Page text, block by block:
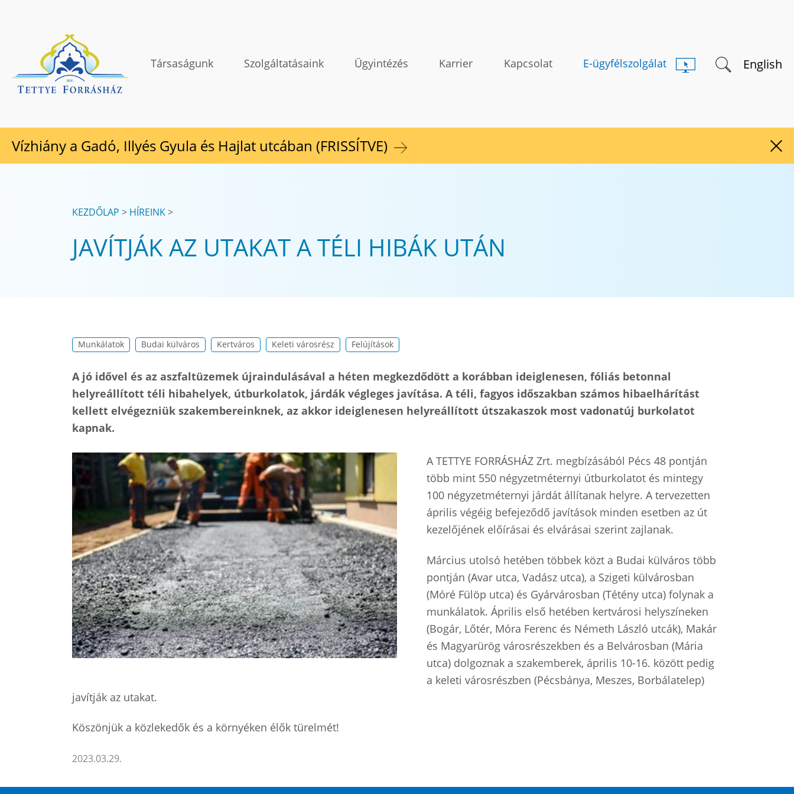
TETTYE FORRÁSHÁZ Zrt.
Társaságunk Szolgáltatásaink Ügyintézés Karrier Kapcsolat E-ügyfélszolgálat Keresés indítása
English
Vízhiány a Gadó, Illyés Gyula és Hajlat utcában (FRISSÍTVE)
KEZDŐLAP HÍREINK
JAVÍTJÁK AZ UTAKAT A TÉLI HIBÁK UTÁN
Munkálatok Budai külváros Kertváros Keleti városrész Felújítások
A jó idővel és az aszfaltüzemek újraindulásával a héten megkezdődött a korábban ideiglenesen, fóliás betonnal
helyreállított téli hibahelyek, útburkolatok, járdák végleges javítása. A téli, fagyos időszakban számos hibaelhárítást
kellett elvégezniük szakembereinknek, az akkor ideiglenesen helyreállított útszakaszok most vadonatúj burkolatot
kapnak.
A TETTYE FORRÁSHÁZ Zrt. megbízásából Pécs 48 pontján
több mint 550 négyzetméternyi útburkolatot és mintegy
100 négyzetméternyi járdát állítanak helyre. A tervezetten
április végéig befejeződő javítások minden esetben az út
kezelőjének előírásai és elvárásai szerint zajlanak.
Március utolsó hetében többek közt a Budai külváros több
pontján (Avar utca, Vadász utca), a Szigeti külvárosban
(Móré Fülöp utca) és Gyárvárosban (Tétény utca) folynak a
munkálatok. Április első hetében kertvárosi helyszíneken
(Bogár, Lőtér, Móra Ferenc és Németh László utcák), Makár
és Magyarürög városrészekben és a Belvárosban (Mária
utca) dolgoznak a szakemberek, április 10-16. között pedig
a keleti városrészben (Pécsbánya, Meszes, Borbálatelep)
javítják az utakat.
Köszönjük a közlekedők és a környéken élők türelmét!
2023.03.29.